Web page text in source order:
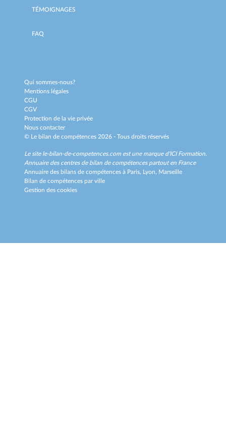
TÉMOIGNAGES
FAQ
Qui sommes-nous?
Mentions légales
CGU
CGV
Protection de la vie privée
Nous contacter
© Le bilan de compétences 2026 - Tous droits réservés
Le site le-bilan-de-competences.com est une marque d'ICI Formation.
Annuaire des centres de bilan de compétences partout en France
Annuaire des bilans de compétences à Paris, Lyon, Marseille
Bilan de compétences par ville
Gestion des cookies